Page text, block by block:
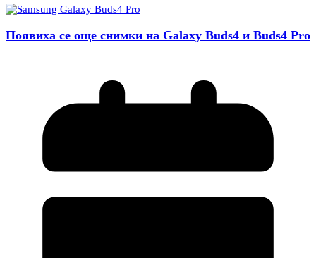
Появиха се още снимки на Galaxy Buds4 и Buds4 Pro